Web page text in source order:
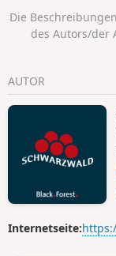
Die
des Autors/der
AUTOR
Internetseite: